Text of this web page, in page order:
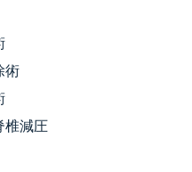
術
椎減圧